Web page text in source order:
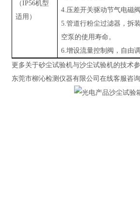
（IP56机型
适用）
4.压差开关驱动节气电磁阀
5.管道行粉尘过滤器，拆
空泵的使用寿命。
6.增设流量控制阀，自由
更多关于砂尘试验机与沙尘试验机的技术
东莞市柳沁检测仪器有限公司在线客服咨询